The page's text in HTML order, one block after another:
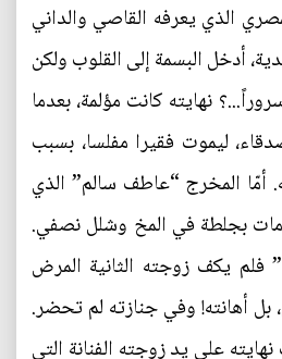
الذي يعرفه القاصي والداني
أدخل البسمة إلى القلوب ولكن
نهايته كانت مؤلمة، بعدما
ليموت فقيرا مفلسا، بسبب
أمّا المخرج “عاطف سالم” الذي
بجلطة في المخ وشلل نصفي.
فلم يكف زوجته الثانية المرض
أهانته! وفي جنازته لم تحضر.
على يد زوجته الفنانة التي